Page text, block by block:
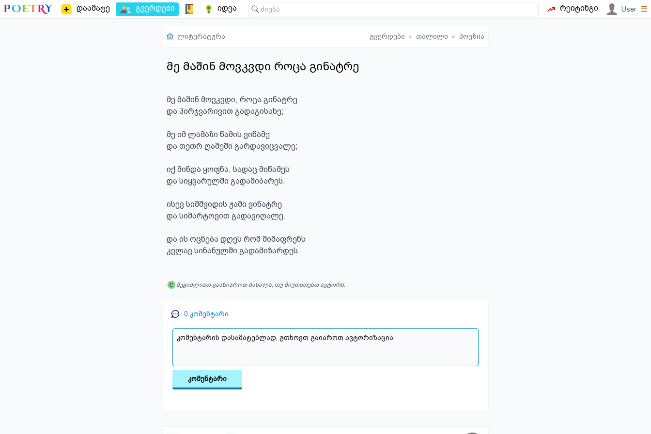
დაამატე გვერდები იდეა რეიტინგი User ☰
ლიტერატურა გვერდები ▸ თალილი ▸ პოეზია
მე მაშინ მოვკვდი როცა გინატრე
მე მაშინ მოვკვდი, როცა გინატრე
და პირჯვარივით გადაგისახე;
მე იმ ლამაზი წამის ვიწამე
და თეთრ ღამეში გარდავიცვალე;
იქ მინდა ყოფნა, სადაც მიწამეს
და სიყვარულში გადამიბარეს.
ისევ სიმშვიდის ჟამი ვინატრე
და სიმარტოვით გადავიღალე.
და ის ოცნება დღეს რომ მიმაფრენს
კვლავ სინანულში გადამიზარდეს.
შეგიძლიათ გააზიაროთ მასალა, თუ მიუთითებთ ავტორს.
0 კომენტარი
კომენტარი